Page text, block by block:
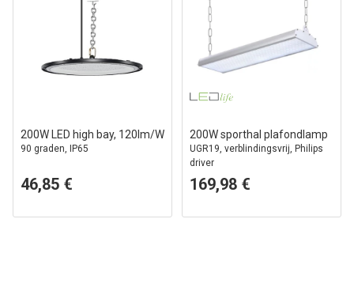
200W LED high bay, 120lm/W
90 graden, IP65
46,85 €
200W sporthal plafondlamp
UGR19, verblindingsvrij, Philips
driver
169,98 €